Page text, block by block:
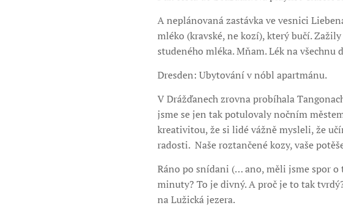
A neplánovaná zastávka ve vesnici
mléko (kravské, ne kozí), který bučí.
studeného mléka. Mňam. Lék na všechnu
Dresden: Ubytování v nóbl apartmánu.
V Drážďanech zrovna probíhala
jsme se jen tak potulovaly nočním
kreativitou, že si lidé vážně mysleli, že
radosti. Naše roztančené kozy, vaše
Ráno po snídani (… ano, měli jsme spor
minuty? To je divný. A proč je to tak
na Lužická jezera.